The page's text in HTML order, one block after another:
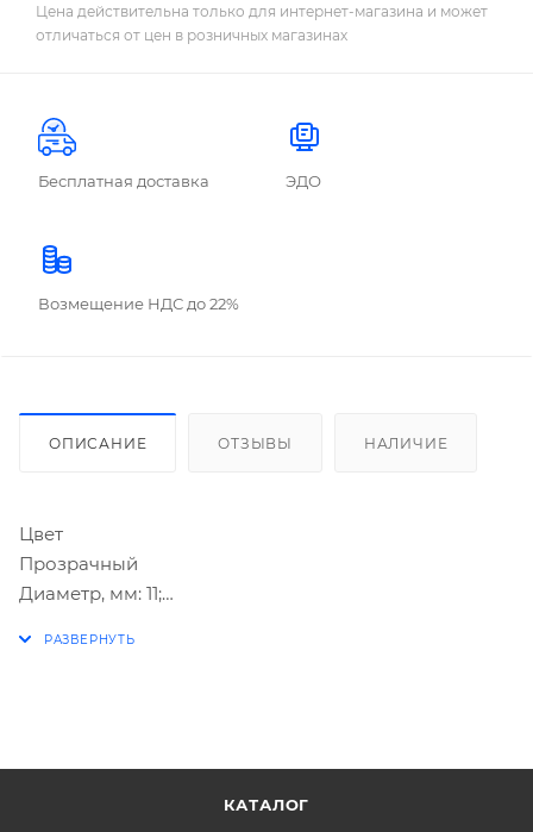
Цена действительна только для интернет-магазина и может
отличаться от цен в розничных магазинах
Бесплатная доставка ЭДО
Возмещение НДС до 22%
ОПИСАНИЕ ОТЗЫВЫ НАЛИЧИЕ
Цвет
Прозрачный
Диаметр, мм: 11;
КАТАЛОГ